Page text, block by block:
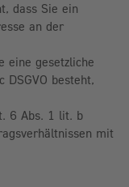
dass Sie ein
an der
eine gesetzliche
besteht,
6 Abs. 1 lit. b
mit